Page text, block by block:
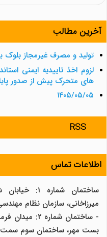
آخرین مطالب
تولید و مصرف غیرمجاز بلوک
لزوم اخذ تاییدیه ایمنی
های متحرک پیش از صدور
۱۴۰۵/۰۵/۰۵
RSS
اطلاعات تماس
ساختمان
میرزاخانی، سازمان نظام
- ساختمان
بست مهر، ساختمان سوم